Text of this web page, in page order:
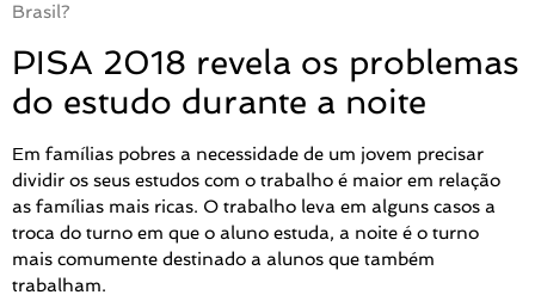
Brasil?
PISA 2018 revela os problemas
do estudo durante a noite
Em famílias pobres a necessidade de um jovem precisar
dividir os seus estudos com o trabalho é maior em relação
as famílias mais ricas. O trabalho leva em alguns casos a
troca do turno em que o aluno estuda, a noite é o turno
mais comumente destinado a alunos que também
trabalham.